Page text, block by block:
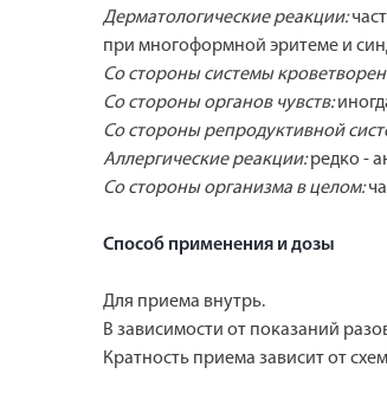
Дерматологические реакции:
при многоформной эритеме и
Со стороны системы
Со стороны органов чувств:
Со стороны репродуктивной
Аллергические реакции:редко -
Со стороны организма в целом:
Способ применения и дозы
Для приема внутрь.
В зависимости от показаний
Кратность приема зависит от